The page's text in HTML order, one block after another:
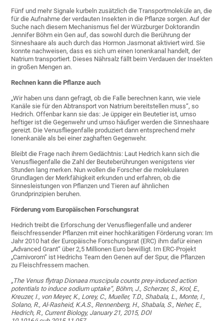
Fünf und mehr Signale kurbeln zusätzlich die Transportmoleküle an, die
für die Aufnahme der verdauten Insekten in die Pflanze sorgen. Auf der
Suche nach diesem Mechanismus fiel der Würzburger Doktorandin
Jennifer Böhm ein Gen auf, das sowohl durch die Berührung der
Sinneshaare als auch durch das Hormon Jasmonat aktiviert wird. Sie
konnte nachweisen, dass es sich um einen Ionenkanal handelt, der
Natrium transportiert. Dieses Nährsalz fällt beim Verdauen der Insekten
in großen Mengen an.
Rechnen kann die Pflanze auch
„Wir haben uns dann gefragt, ob die Falle berechnen kann, wie viele
Kanäle sie für den Abtransport von Natrium bereitstellen muss“, so
Hedrich. Offenbar kann sie das: Je üppiger ein Beutetier ist, umso
heftiger ist die Gegenwehr und umso häufiger werden die Sinneshaare
gereizt. Die Venusfliegenfalle produziert dann entsprechend mehr
Ionenkanäle als bei einer zaghaften Gegenwehr.
Bleibt die Frage nach ihrem Gedächtnis: Laut Hedrich kann sich die
Venusfliegenfalle die Zahl der Beuteberührungen wenigstens vier
Stunden lang merken. Nun wollen die Forscher die molekularen
Grundlagen der Merkfähigkeit erkunden und erfahren, ob die
Sinnesleistungen von Pflanzen und Tieren auf ähnlichen
Grundprinzipien beruhen.
Förderung vom Europäischen Forschungsrat
Hedrich treibt die Erforschung der Venusfliegenfalle und anderer
fleischfressender Pflanzen mit einer hochkarätigen Förderung voran: Im
Jahr 2010 hat der Europäische Forschungsrat (ERC) ihm dafür einen
„Advanced Grant“ über 2,5 Millionen Euro bewilligt. Im ERC-Projekt
„Carnivorom“ ist Hedrichs Team den Genen auf der Spur, die Pflanzen
zu Fleischfressern machen.
„The Venus flytrap Dionaea muscipula counts prey-induced action
potentials to induce sodium uptake“, Böhm, J., Scherzer, S., Krol, E.,
Kreuzer, I., von Meyer, K., Lorey, C., Mueller, T.D., Shabala, L., Monte, I.,
Solano, R., Al-Rasheid, K.A.S., Rennenberg, H., Shabala, S., Neher, E.,
Hedrich, R., Current Biology, January 21, 2015, DOI